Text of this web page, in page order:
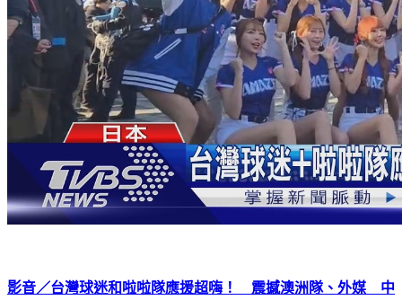
影音／台灣球迷和啦啦隊應援超嗨！ 震撼澳洲隊、外媒 中